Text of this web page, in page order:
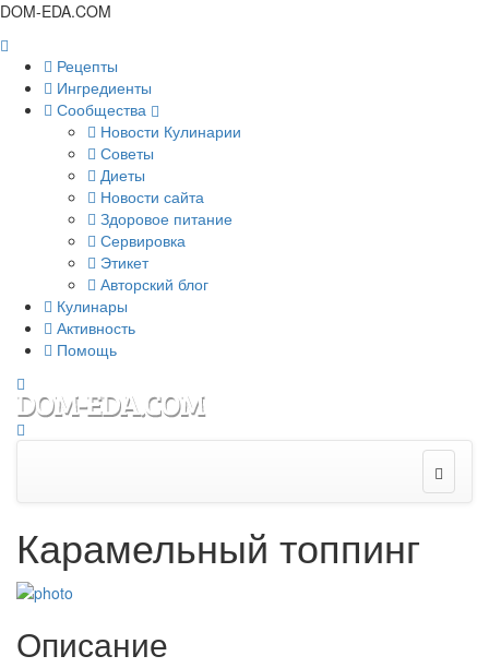
DOM-EDA.COM
Рецепты
Ингредиенты
Сообщества
Новости Кулинарии
Советы
Диеты
Новости сайта
Здоровое питание
Сервировка
Этикет
Авторский блог
Кулинары
Активность
Помощь
Карамельный топпинг
Описание